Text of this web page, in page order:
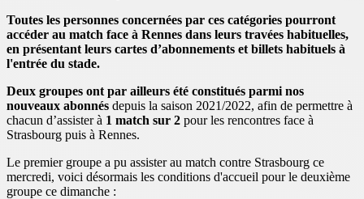
Toutes les personnes concernées par ces catégories pourront
accéder au match face à Rennes dans leurs travées habituelles,
en présentant leurs cartes d’abonnements et billets habituels à
l'entrée du stade.
Deux groupes ont par ailleurs été constitués parmi nos
nouveaux abonnés depuis la saison 2021/2022, afin de permettre à
chacun d’assister à 1 match sur 2 pour les rencontres face à
Strasbourg puis à Rennes.
Le premier groupe a pu assister au match contre Strasbourg ce
mercredi, voici désormais les conditions d'accueil pour le deuxième
groupe ce dimanche :